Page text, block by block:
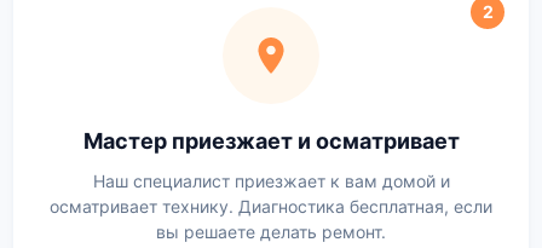
2
Мастер приезжает и осматривает
Наш специалист приезжает к вам домой и
осматривает технику. Диагностика бесплатная, если
вы решаете делать ремонт.